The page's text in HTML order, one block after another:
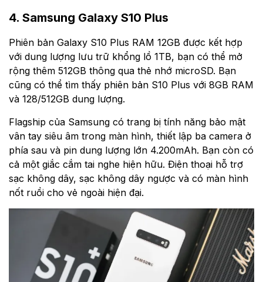
4. Samsung Galaxy S10 Plus
Phiên bản Galaxy S10 Plus RAM 12GB được kết hợp
với dung lượng lưu trữ khổng lồ 1TB, bạn có thể mở
rộng thêm 512GB thông qua thẻ nhớ microSD. Bạn
cũng có thể tìm thấy phiên bản S10 Plus với 8GB RAM
và 128/512GB dung lượng.
Flagship của Samsung có trang bị tính năng bảo mật
vân tay siêu âm trong màn hình, thiết lập ba camera ở
phía sau và pin dung lượng lớn 4.200mAh. Bạn còn có
cả một giắc cắm tai nghe hiện hữu. Điện thoại hỗ trợ
sạc không dây, sạc không dây ngược và có màn hình
nốt ruồi cho vẻ ngoài hiện đại.